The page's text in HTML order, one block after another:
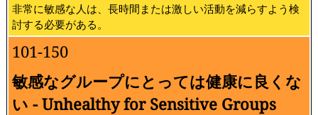
非常に敏感な人は、長時間または激しい活動を減らすよう検
討する必要がある。
101-150
敏感なグループにとっては健康に良くな
い - Unhealthy for Sensitive Groups